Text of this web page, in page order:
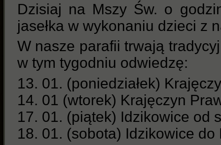
Dzisiaj na Mszy Św. o
jasełka w wykonaniu dzieci z
W nasze parafii trwają
w tym tygodniu odwiedzę:
13. 01. (poniedziałek)
14. 01 (wtorek) Krajęczyn
17. 01. (piątek) Idzikowice od
18. 01. (sobota) Idzikowice